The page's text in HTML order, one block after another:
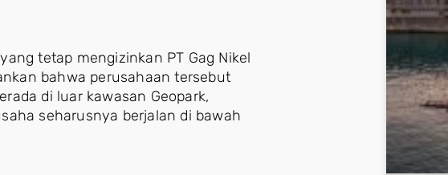
tetap mengizinkan PT Gag Nikel
bahwa perusahaan tersebut
di luar kawasan Geopark,
seharusnya berjalan di bawah